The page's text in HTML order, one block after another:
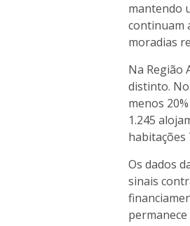
mantendo
continuam
moradias
Na Região
distinto.
menos
1.245
habitações
Os dados
sinais